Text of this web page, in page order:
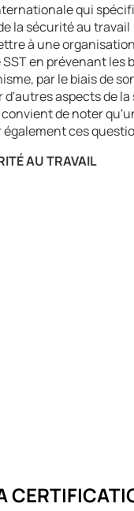
qui
la sécurité au
à une
en prévenant les
par le biais de
aspects de
de noter
ces
AU TRAVAIL